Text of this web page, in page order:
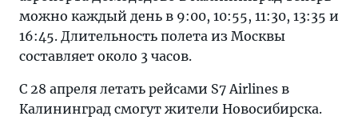
можно каждый день в 9:00, 10:55, 11:30, 13:35 и
16:45. Длительность полета из Москвы
составляет около 3 часов.
С 28 апреля летать рейсами S7 Airlines в
Калининград смогут жители Новосибирска.